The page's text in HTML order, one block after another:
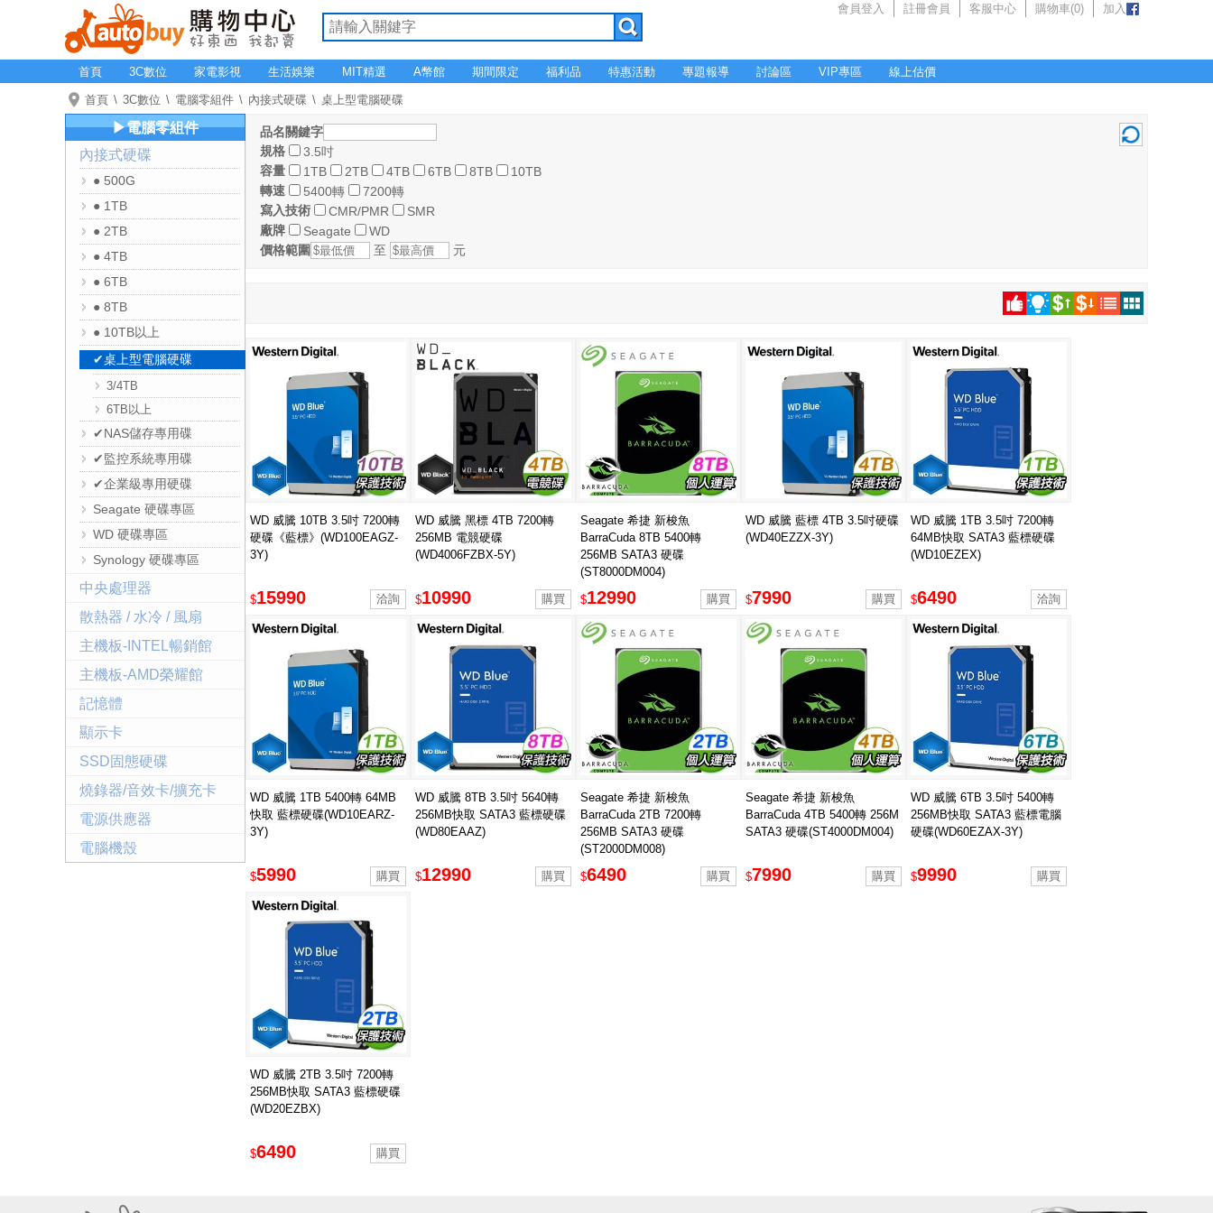
會員登入 註冊會員 客服中心 購物車(0) 加入
首頁 3C數位 家電影視 生活娛樂 MIT精選 A幣館 期間限定 福利品 特惠活動 專題報導 討論區 VIP專區 線上估價
首頁 3C數位 電腦零組件 內接式硬碟 桌上型電腦硬碟
品名關鍵字
規格
3.5吋
容量
1TB 2TB 4TB 6TB 8TB
10TB
轉速
5400轉
7200轉
寫入技術
CMR/PMR
SMR
廠牌
Seagate
WD
價格範圍
至 元
WD 威騰 10TB 3.5吋 7200轉
硬碟《藍標》(WD100EAGZ-
3Y)
$15990
WD 威騰 黑標 4TB 7200轉
256MB 電競硬碟
(WD4006FZBX-5Y)
$10990
Seagate 希捷 新梭魚
BarraCuda 8TB 5400轉
256MB SATA3 硬碟
(ST8000DM004)
$12990
WD 威騰 藍標 4TB 3.5吋硬碟
(WD40EZZX-3Y)
$7990
WD 威騰 1TB 3.5吋 7200轉
64MB快取 SATA3 藍標硬碟
(WD10EZEX)
$6490
WD 威騰 1TB 5400轉 64MB
快取 藍標硬碟(WD10EARZ-
3Y)
$5990
WD 威騰 8TB 3.5吋 5640轉
256MB快取 SATA3 藍標硬碟
(WD80EAAZ)
$12990
Seagate 希捷 新梭魚
BarraCuda 2TB 7200轉
256MB SATA3 硬碟
(ST2000DM008)
$6490
Seagate 希捷 新梭魚
BarraCuda 4TB 5400轉 256M
SATA3 硬碟(ST4000DM004)
$7990
WD 威騰 6TB 3.5吋 5400轉
256MB快取 SATA3 藍標電腦
硬碟(WD60EZAX-3Y)
$9990
WD 威騰 2TB 3.5吋 7200轉
256MB快取 SATA3 藍標硬碟
(WD20EZBX)
$6490
▶電腦零組件
內接式硬碟
● 500G
● 1TB
● 2TB
● 4TB
● 6TB
● 8TB
● 10TB以上
✔桌上型電腦硬碟
3/4TB
6TB以上
✔NAS儲存專用碟
✔監控系統專用碟
✔企業級專用硬碟
Seagate 硬碟專區
WD 硬碟專區
Synology 硬碟專區
中央處理器
散熱器 / 水冷 / 風扇
主機板-INTEL暢銷館
主機板-AMD榮耀館
記憶體
顯示卡
SSD固態硬碟
燒錄器/音效卡/擴充卡
電源供應器
電腦機殼